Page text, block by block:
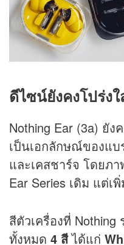
ดีไซน์ยังคงโปร่ง
Nothing Ear (3a) ยั
เป็นเอกลักษณ์ของแ
และเคสชาร์จ โดยภ
Ear Series เดิม แต่เ
สีตัวเครื่องที่
ทั้งหมด 4 สีได้แก่